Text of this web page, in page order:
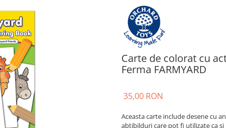
Carte de colorat cu
Ferma FARMYARD
35,00 RON
Aceasta carte include desene cu
abtibilduri care pot fi utilizate ca